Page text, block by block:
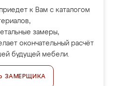
к Вам с каталогом
замеры,
окончательный расчёт
будущей мебели.
ЗАМЕРЩИКА